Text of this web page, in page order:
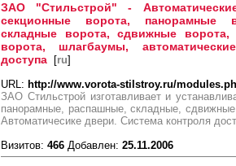
ЗАО "Стильстрой" -
секционные ворота, панорамные
складные ворота, сдвижные ворота,
ворота, шлагбаумы,
доступа [ru]
URL: http://www.vorota-stilstroy.ru/
ЗАО Стильстрой изготавливает и
панорамные, распашные, складные,
Автоматичесике двери. Система контроля
Визитов: 466 Добавлен: 25.11.2006